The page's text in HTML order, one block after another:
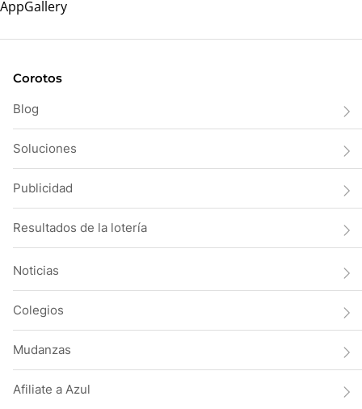
Corotos
Blog
Soluciones
Publicidad
Resultados de la lotería
Noticias
Colegios
Mudanzas
Afiliate a Azul